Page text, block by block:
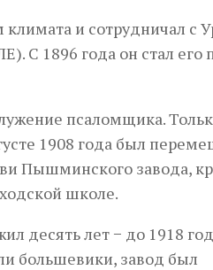
и сотрудничал с
С 1896 года он стал его
псаломщика.
1908 года был
Пышминского завода,
школе.
десять лет − до 1918
большевики, завод был